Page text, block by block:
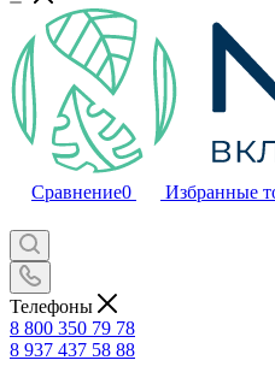
Сравнение0 Избранные
Телефоны
8 800 350 79 78
8 937 437 58 88